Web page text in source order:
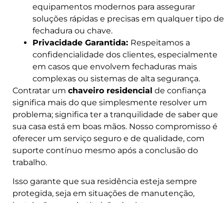
equipamentos modernos para assegurar
soluções rápidas e precisas em qualquer tipo de
fechadura ou chave.
Privacidade Garantida: Respeitamos a
confidencialidade dos clientes, especialmente
em casos que envolvem fechaduras mais
complexas ou sistemas de alta segurança.
Contratar um chaveiro residencial de confiança
significa mais do que simplesmente resolver um
problema; significa ter a tranquilidade de saber que
sua casa está em boas mãos. Nosso compromisso é
oferecer um serviço seguro e de qualidade, com
suporte contínuo mesmo após a conclusão do
trabalho.
Isso garante que sua residência esteja sempre
protegida, seja em situações de manutenção,